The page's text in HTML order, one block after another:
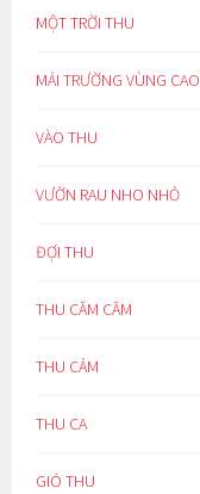
MỘT TRỜI THU
MÁI TRƯỜNG VÙNG CAO
VÀO THU
VƯỜN RAU NHO NHỎ
ĐỢI THU
THU CĂM CĂM
THU CẢM
THU CA
GIÓ THU